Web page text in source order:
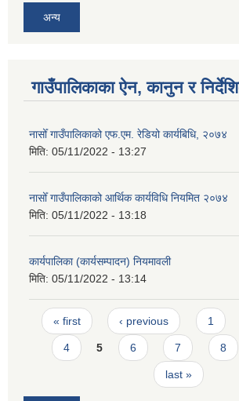
अन्य
गाउँपालिकाका ऐन, कानुन र
नासोँ गाउँपालिकाको एफ.एम. रेडियो कार्यबिधि, २०७४
मिति: 05/11/2022 - 13:27
नासोँ गाउँपालिकाको आर्थिक कार्यविधि नियमित २०७४
मिति: 05/11/2022 - 13:18
कार्यपालिका (कार्यसम्पादन) नियमावली
मिति: 05/11/2022 - 13:14
Pages
« first ‹ previous 1
4 5 6 7 8
last »